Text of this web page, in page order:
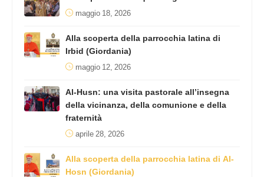
maggio 18, 2026
Alla scoperta della parrocchia latina di
Irbid (Giordania)
maggio 12, 2026
Al-Husn: una visita pastorale all’insegna
della vicinanza, della comunione e della
fraternità
aprile 28, 2026
Alla scoperta della parrocchia latina di Al-
Hosn (Giordania)